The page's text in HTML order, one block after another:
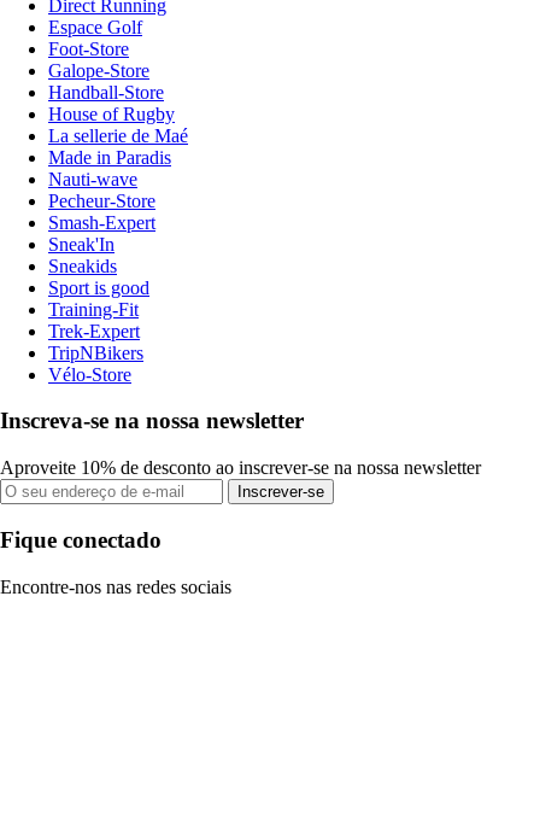
Direct Running
Espace Golf
Foot-Store
Galope-Store
Handball-Store
House of Rugby
La sellerie de Maé
Made in Paradis
Nauti-wave
Pecheur-Store
Smash-Expert
Sneak'In
Sneakids
Sport is good
Training-Fit
Trek-Expert
TripNBikers
Vélo-Store
Inscreva-se na nossa newsletter
Aproveite 10% de desconto ao inscrever-se na nossa newsletter
Inscrever-se
Fique conectado
Encontre-nos nas redes sociais